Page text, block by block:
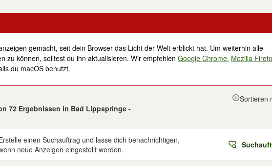
gemacht, seit dein Browser das Licht der Welt erblickt hat. Um weiterhin alle
zu können, solltest du ihn aktualisieren. Wir empfehlenGoogle Chrome, Mozilla
du macOS benutzt.
72 Ergebnissen in Bad Lippspringe -
Sortieren
einen Suchauftrag und lasse dich benachrichtigen,
neue Anzeigen eingestellt werden.